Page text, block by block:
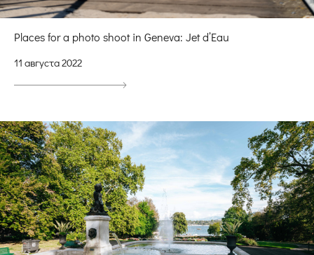
Places for a photo shoot in Geneva: Jet d’Eau
11 августа 2022